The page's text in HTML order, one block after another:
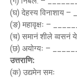
(घ) देहस्य विनाशाय –
(ङ) महावृक्षः –
(च) समानं शीले व्वसनं
(छ) अयोग्यः –
उत्तराणि:
(क) उद्यमेन समः